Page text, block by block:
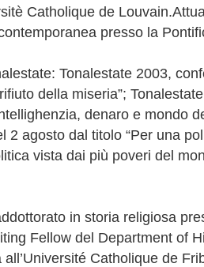
Catholique de
presso la
Tonalestate 2003,
della miseria”;
denaro e mondo
2 agosto dal titolo “Per una
vista dai più poveri del
in storia religiosa
Fellow del Department of
Catholique de